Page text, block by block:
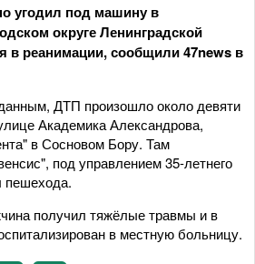
угодил под машину в
округе Ленинградской
в реанимации, сообщили 47news в
ДТП произошло около девяти
Академика Александрова,
в Сосновом Бору. Там
под управлением 35-летнего
пешехода.
получил тяжёлые травмы и в
в местную больницу.